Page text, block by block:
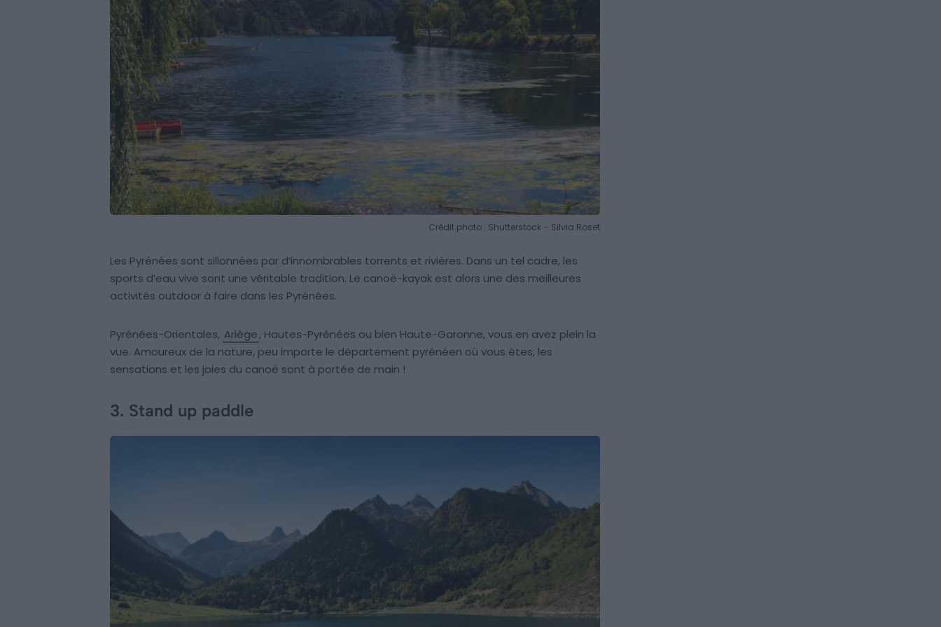
Crédit photo : Shutterstock – Silvia Roset
Les Pyrénées sont sillonnées par d’innombrables torrents et rivières. Dans un tel cadre, les
sports d’eau vive sont une véritable tradition. Le canoë-kayak est alors une des meilleures
activités outdoor à faire dans les Pyrénées.
Pyrénées-Orientales, Ariège, Hautes-Pyrénées ou bien Haute-Garonne, vous en avez plein la
vue. Amoureux de la nature, peu importe le département pyrénéen où vous êtes, les
sensations et les joies du canoë sont à portée de main !
3. Stand up paddle